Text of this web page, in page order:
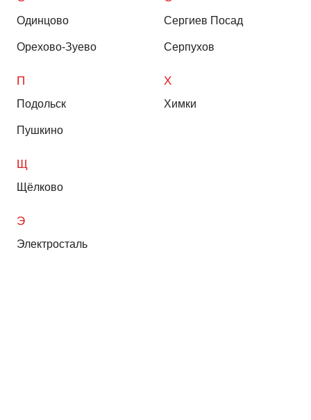
Одинцово
Орехово-Зуево
П
Подольск
Пушкино
Сергиев Посад
Серпухов
Х
Химки
Щ
Щёлково
Э
Электросталь